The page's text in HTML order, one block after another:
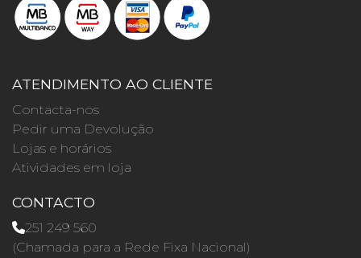
ATENDIMENTO AO CLIENTE
Contacta-nos
Pedir uma Devolução
Lojas e horários
Atividades em loja
CONTACTO
251 249 560
(Chamada para a Rede Fixa Nacional)